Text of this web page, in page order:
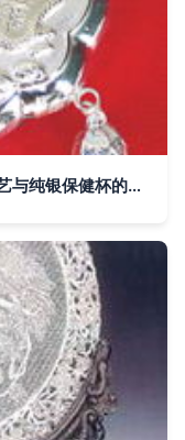
匠心传承，银韵流芳 洛阳金昊金银工艺与纯银保健杯的文化魅力